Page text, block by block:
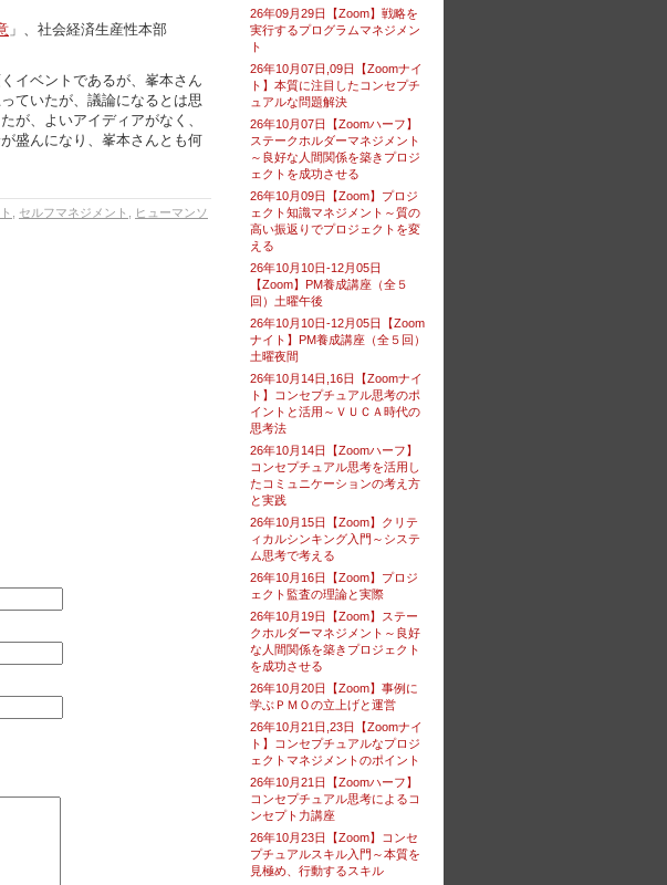
」、社会経済生産性本部
イベントであるが、峯本さん
ていたが、議論になるとは思
が、よいアイディアがなく、
盛んになり、峯本さんとも何
セルフマネジメント
ヒューマンソ
26年09月29日【Zoom】戦略を
実行するプログラムマネジメン
ト
26年10月07日,09日【Zoomナイ
ト】本質に注目したコンセプチ
ュアルな問題解決
26年10月07日【Zoomハーフ】
ステークホルダーマネジメント
～良好な人間関係を築きプロジ
ェクトを成功させる
26年10月09日【Zoom】プロジ
ェクト知識マネジメント～質の
高い振返りでプロジェクトを変
える
26年10月10日-12月05日
【Zoom】PM養成講座（全５
回）土曜午後
26年10月10日-12月05日【Zoom
ナイト】PM養成講座（全５回）
土曜夜間
26年10月14日,16日【Zoomナイ
ト】コンセプチュアル思考のポ
イントと活用～ＶＵＣＡ時代の
思考法
26年10月14日【Zoomハーフ】
コンセプチュアル思考を活用し
たコミュニケーションの考え方
と実践
26年10月15日【Zoom】クリテ
ィカルシンキング入門～システ
ム思考で考える
26年10月16日【Zoom】プロジ
ェクト監査の理論と実際
26年10月19日【Zoom】ステー
クホルダーマネジメント～良好
な人間関係を築きプロジェクト
を成功させる
26年10月20日【Zoom】事例に
学ぶＰＭＯの立上げと運営
26年10月21日,23日【Zoomナイ
ト】コンセプチュアルなプロジ
ェクトマネジメントのポイント
26年10月21日【Zoomハーフ】
コンセプチュアル思考によるコ
ンセプト力講座
26年10月23日【Zoom】コンセ
プチュアルスキル入門～本質を
見極め、行動するスキル